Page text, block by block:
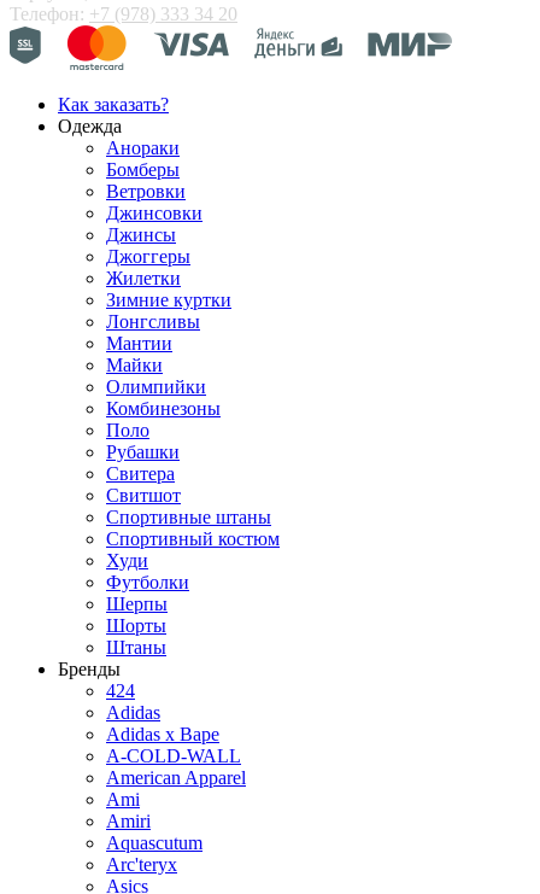
Телефон: +7 (978) 333 34 20
Как заказать?
Одежда
Анораки
Бомберы
Ветровки
Джинсовки
Джинсы
Джоггеры
Жилетки
Зимние куртки
Лонгсливы
Мантии
Майки
Олимпийки
Комбинезоны
Поло
Рубашки
Свитера
Свитшот
Спортивные штаны
Спортивный костюм
Худи
Футболки
Шерпы
Шорты
Штаны
Бренды
424
Adidas
Adidas x Bape
A-COLD-WALL
American Apparel
Ami
Amiri
Aquascutum
Arc'teryx
Asics